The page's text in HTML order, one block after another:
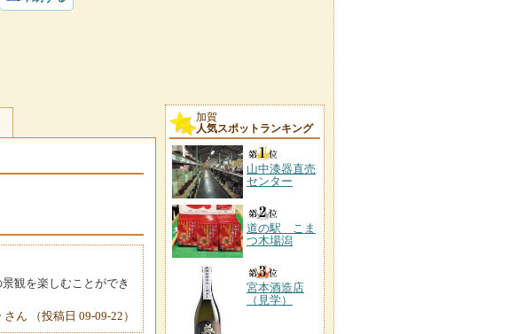
観を楽しむことができ
ん （投稿日 09-09-22）
加賀
人気スポットランキング
山中漆器直売
センター
道の駅 こま
つ木場潟
宮本酒造店
（見学）